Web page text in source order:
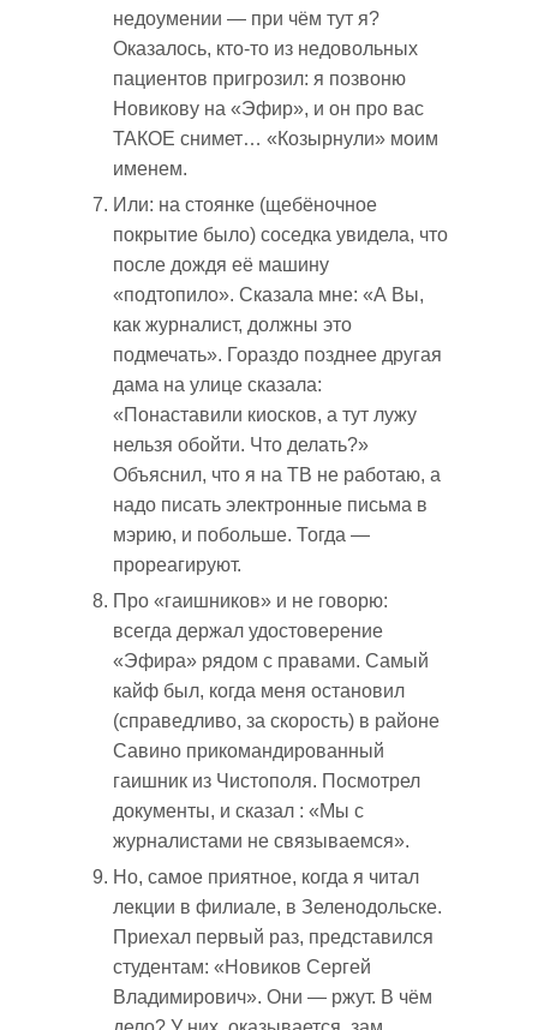
недоумении — при чём тут я?
Оказалось, кто-то из недовольных
пациентов пригрозил: я позвоню
Новикову на «Эфир», и он про вас
ТАКОЕ снимет… «Козырнули» моим
именем.
Или: на стоянке (щебёночное
покрытие было) соседка увидела, что
после дождя её машину
«подтопило». Сказала мне: «А Вы,
как журналист, должны это
подмечать». Гораздо позднее другая
дама на улице сказала:
«Понаставили киосков, а тут лужу
нельзя обойти. Что делать?»
Объяснил, что я на ТВ не работаю, а
надо писать электронные письма в
мэрию, и побольше. Тогда —
прореагируют.
Про «гаишников» и не говорю:
всегда держал удостоверение
«Эфира» рядом с правами. Самый
кайф был, когда меня остановил
(справедливо, за скорость) в районе
Савино прикомандированный
гаишник из Чистополя. Посмотрел
документы, и сказал : «Мы с
журналистами не связываемся».
Но, самое приятное, когда я читал
лекции в филиале, в Зеленодольске.
Приехал первый раз, представился
студентам: «Новиков Сергей
Владимирович». Они — ржут. В чём